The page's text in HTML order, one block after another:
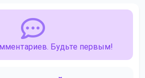
Будьте первым!